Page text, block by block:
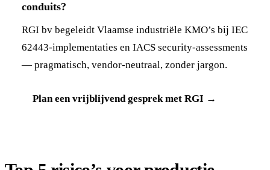
conduits?
RGI bv begeleidt Vlaamse industriële KMO’s bij IEC
62443-implementaties en IACS security-assessments
— pragmatisch, vendor-neutraal, zonder jargon.
Plan een vrijblijvend gesprek met RGI →